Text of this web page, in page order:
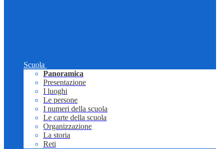
Scuola
Panoramica
Presentazione
I luoghi
Le persone
I numeri della scuola
Le carte della scuola
Organizzazione
La storia
Reti